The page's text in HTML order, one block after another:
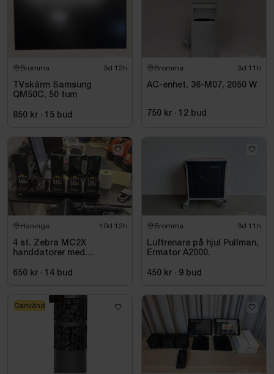
Bromma 3d 12h
TVskärm Samsung
QM50C, 50 tum
850 kr · 15 bud
Bromma 3d 11h
AC-enhet, 36-M07, 2050 W
750 kr · 12 bud
Haninge 10d 12h
4 st. Zebra MC2X
handdatorer med
650 kr · 14 bud
Bromma 3d 11h
Luftrenare på hjul Pullman,
Ermator A2000.
450 kr · 9 bud
Oanvänd